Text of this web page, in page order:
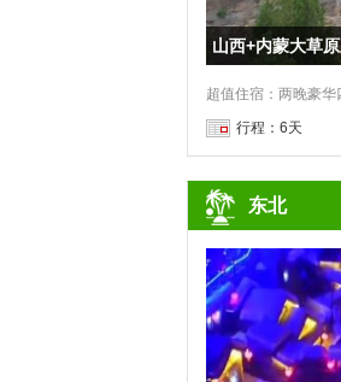
山西+内蒙大草
行程：6天
东北